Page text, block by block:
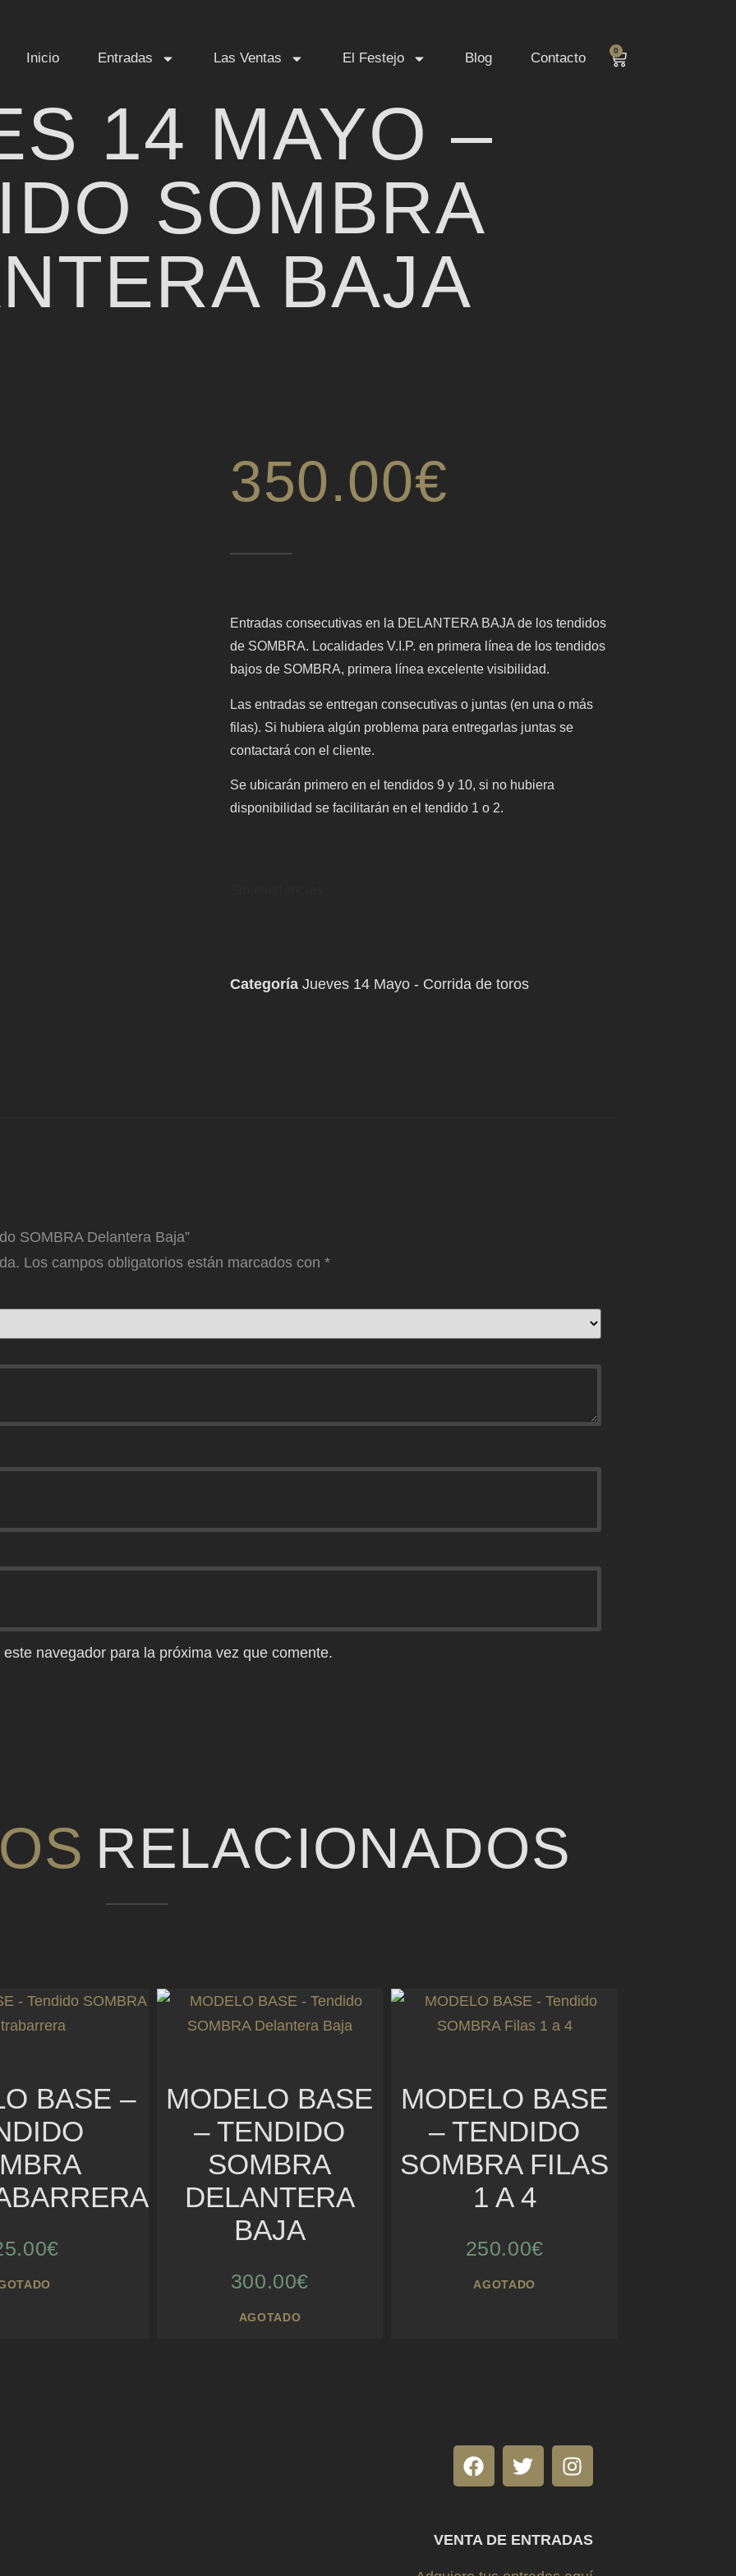
Inicio Entradas Las Ventas El Festejo Blog Contacto 0
14 MAYO –
SOMBRA
BAJA
350.00€
Entradas consecutivas en la DELANTERA BAJA de los tendidos
de SOMBRA. Localidades V.I.P. en primera línea de los tendidos
bajos de SOMBRA, primera línea excelente visibilidad.
Las entradas se entregan consecutivas o juntas (en una o más
filas). Si hubiera algún problema para entregarlas juntas se
contactará con el cliente.
Se ubicarán primero en el tendidos 9 y 10, si no hubiera
disponibilidad se facilitarán en el tendido 1 o 2.
Categoría Jueves 14 Mayo - Corrida de toros
SOMBRA Delantera Baja”
Los campos obligatorios están marcados con *
navegador para la próxima vez que comente.
RELACIONADOS
BASE –
€
MODELO BASE
– TENDIDO
SOMBRA
DELANTERA
BAJA
300.00€
AGOTADO
MODELO BASE
– TENDIDO
SOMBRA FILAS
1 A 4
250.00€
AGOTADO
VENTA DE ENTRADAS